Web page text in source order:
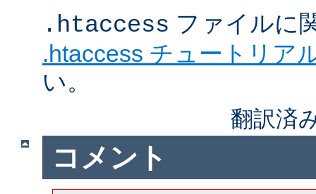
.htaccess ファイルに
.htaccess チュートリア
い。
翻訳済
コメント